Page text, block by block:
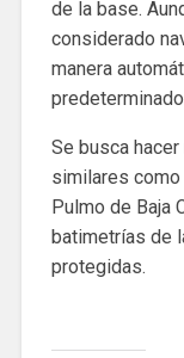
de la base.
considerado
manera
Se busca
similares como
Pulmo de Baja
batimetrías de
protegidas.